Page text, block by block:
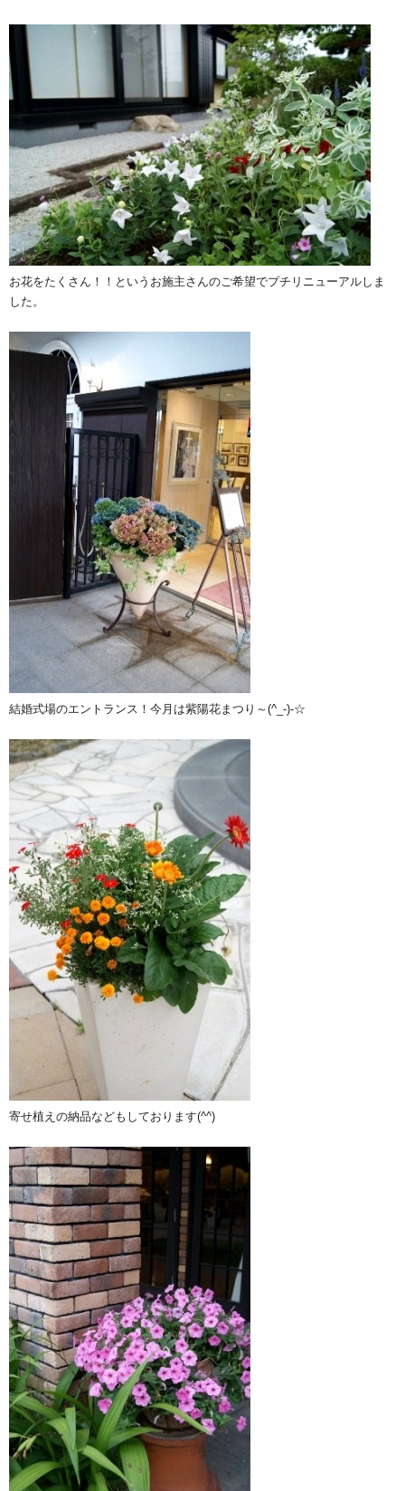
お花をたくさん！！というお施主さんのご希望でプチリニューアルしま
した。
結婚式場のエントランス！今月は紫陽花まつり～(^_-)-☆
寄せ植えの納品などもしております(^^)